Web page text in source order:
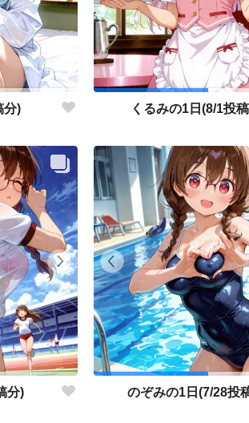
分) くるみの1日(8/1投
分) のぞみの1日(7/28投